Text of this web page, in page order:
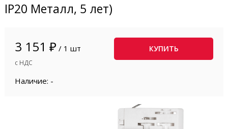
IP20 Металл, 5 лет)
3 151 ₽ / 1 шт
с НДС
КУПИТЬ
Наличие: -